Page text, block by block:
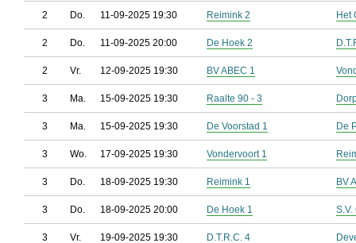
2 Do. 11-09-2025 19:30 Reimink 2 Het
2 Do. 11-09-2025 20:00 De Hoek 2
2 Vr. 12-09-2025 19:30 BV ABEC 1
3 Ma. 15-09-2025 19:30 Raalte 90 - 3
3 Ma. 15-09-2025 19:30 De Voorstad 1 De
3 Wo. 17-09-2025 19:30 Vondervoort 1
3 Do. 18-09-2025 19:30 Reimink 1 BV
3 Do. 18-09-2025 20:00 De Hoek 1 S.V.
3 Vr. 19-09-2025 19:30 D.T.R.C. 4